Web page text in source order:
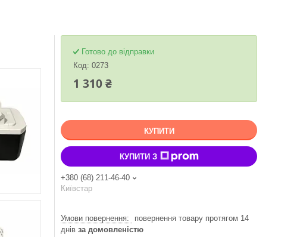
Готово до відправки
Код: 0273
1 310 ₴
КУПИТИ
КУПИТИ З
+380 (68) 211-46-40
Київстар
повернення товару протягом 14
днів за домовленістю